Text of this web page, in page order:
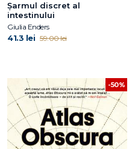
Șarmul discret al
intestinului
Giulia Enders
41.3 lei 59.00 lei
-50%